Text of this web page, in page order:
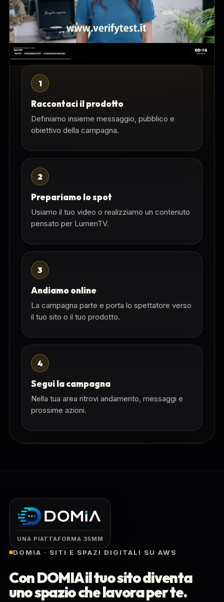
1
Raccontaci il prodotto
Definiamo insieme messaggio, pubblico e
obiettivo della campagna.
2
Prepariamo lo spot
Usiamo il tuo video o realizziamo un contenuto
pensato per LumenTV.
3
Andiamo online
La campagna parte e porta lo spettatore verso
il tuo sito o il tuo prodotto.
4
Segui la campagna
Nella tua area ritrovi andamento, messaggi e
prossime azioni.
UNA PIATTAFORMA 35MM
DOMIA · SITI E SPAZI DIGITALI SU AWS
Con DOMIA il tuo sito diventa
uno spazio che lavora per te.